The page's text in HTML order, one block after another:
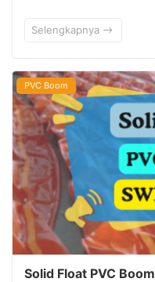
Selengkapnya
PVC Boom
Solid Float PVC Boom